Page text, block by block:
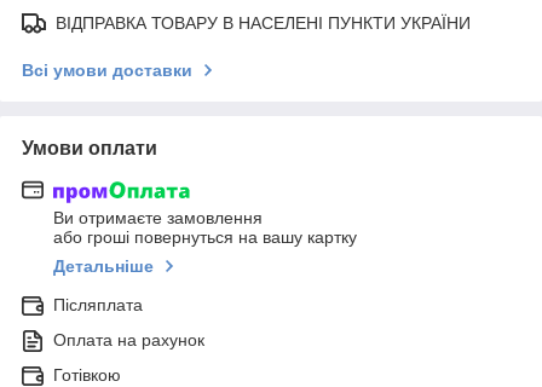
ВІДПРАВКА ТОВАРУ В НАСЕЛЕНІ ПУНКТИ УКРАЇНИ
Всі умови доставки
Умови оплати
Ви отримаєте замовлення
або гроші повернуться на вашу картку
Детальніше
Післяплата
Оплата на рахунок
Готівкою